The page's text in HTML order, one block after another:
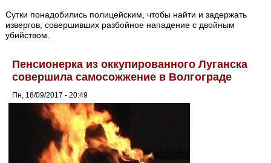
Сутки понадобились полицейским, чтобы найти и задержать
извергов, совершивших разбойное нападение с двойным
убийством.
Пенсионерка из оккупированного Луганска
совершила самосожжение в Волгограде
Пн, 18/09/2017 - 20:49